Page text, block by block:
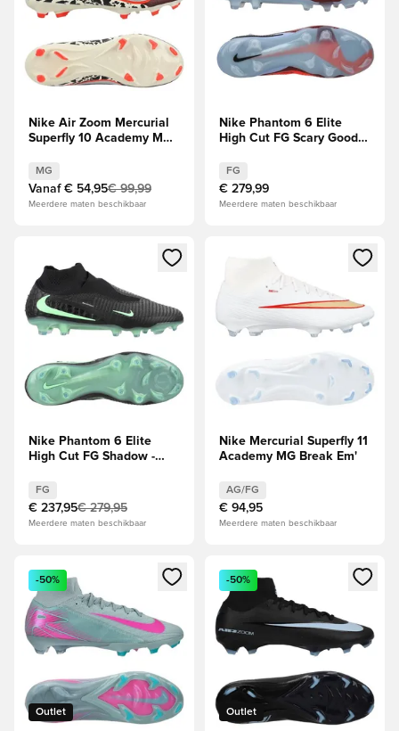
Nike Air Zoom Mercurial
Superfly 10 Academy MG
Bordeaux/Zilver/Universal
Red/Grijs
MG
Vanaf € 54,95€ 99,99
Meerdere maten beschikbaar
Nike Phantom 6 Elite
High Cut FG Scary Good -
tint/Rood/Zwart
FG
€ 279,99
Meerdere maten beschikbaar
Opent een venster om in te loggen of je aan te melden als
Nike Phantom 6 Elite
High Cut FG Shadow -
FG
€ 237,95€ 279,95
Meerdere maten beschikbaar
Opent een venster om in te
Nike Mercurial Superfly 11
Academy MG Break Em'
AG/FG
€ 94,95
Meerdere maten beschikbaar
Opent een venster om in te loggen of je aan te melden als
Outlet
-50%
Opent een venster om in te
Outlet
-50%